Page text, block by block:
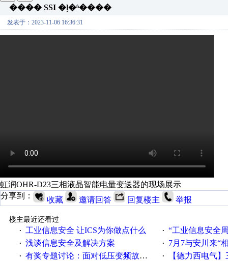
���� SSI �ļ�ʱ����
发表于：2023-11-06 16:36:31
虹润OHR-D23三相液晶智能电量变送器的现场展示
分享到：
收藏 邀请回答 回复楼主 举报
楼主最近还看过
·
工业信息安全 让ICS为你做点什么 · “工业信息安全周之我见”
· 浅谈信息安全及解决方案 · 7月7与安川来“
· 有奖专题讨论：面对低压变频故障，老手是这样解决的！ · 【德力西电气】三